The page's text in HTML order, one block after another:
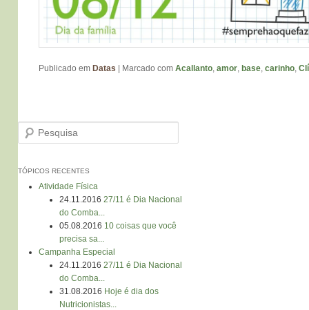
Publicado em Datas Marcado com Acallanto, amor, base, carinho,
Pesquisa
TÓPICOS RECENTES
Atividade Física
24.11.2016 27/11 é Dia Nacional
do Comba...
05.08.2016 10 coisas que você
precisa sa...
Campanha Especial
24.11.2016 27/11 é Dia Nacional
do Comba...
31.08.2016 Hoje é dia dos
Nutricionistas...